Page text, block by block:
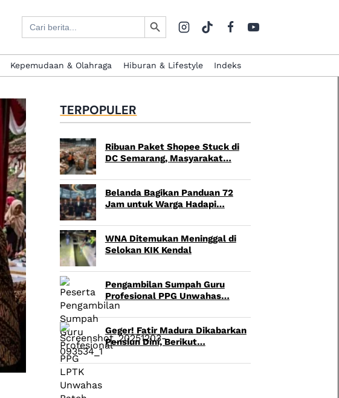
Search
for:
Search Button
Kepemudaan & Olahraga Hiburan & Lifestyle Indeks
TERPOPULER
Ribuan Paket Shopee Stuck di
DC Semarang, Masyarakat…
Belanda Bagikan Panduan 72
Jam untuk Warga Hadapi…
WNA Ditemukan Meninggal di
Selokan KIK Kendal
Pengambilan Sumpah Guru
Profesional PPG Unwahas…
Geger! Fatir Madura Dikabarkan
Pensiun Dini, Berikut…